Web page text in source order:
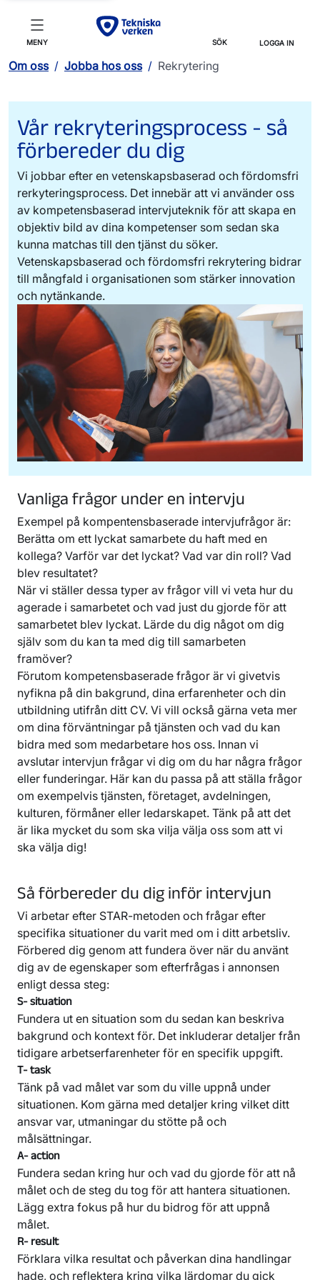
MENY SÖK LOGGA IN
Om oss / Jobba hos oss / Rekrytering
Vår rekryteringsprocess - så
förbereder du dig
Vi jobbar efter en vetenskapsbaserad och fördomsfri
rerkyteringsprocess. Det innebär att vi använder oss
av kompetensbaserad intervjuteknik för att skapa en
objektiv bild av dina kompetenser som sedan ska
kunna matchas till den tjänst du söker.
Vetenskapsbaserad och fördomsfri rekrytering bidrar
till mångfald i organisationen som stärker innovation
och nytänkande.
Vanliga frågor under en intervju
Exempel på kompentensbaserade intervjufrågor är:
Berätta om ett lyckat samarbete du haft med en
kollega? Varför var det lyckat? Vad var din roll? Vad
blev resultatet?
När vi ställer dessa typer av frågor vill vi veta hur du
agerade i samarbetet och vad just du gjorde för att
samarbetet blev lyckat. Lärde du dig något om dig
själv som du kan ta med dig till samarbeten
framöver?
Förutom kompetensbaserade frågor är vi givetvis
nyfikna på din bakgrund, dina erfarenheter och din
utbildning utifrån ditt CV. Vi vill också gärna veta mer
om dina förväntningar på tjänsten och vad du kan
bidra med som medarbetare hos oss. Innan vi
avslutar intervjun frågar vi dig om du har några frågor
eller funderingar. Här kan du passa på att ställa frågor
om exempelvis tjänsten, företaget, avdelningen,
kulturen, förmåner eller ledarskapet. Tänk på att det
är lika mycket du som ska vilja välja oss som att vi
ska välja dig!
Så förbereder du dig inför intervjun
Vi arbetar efter STAR-metoden och frågar efter
specifika situationer du varit med om i ditt arbetsliv.
Förbered dig genom att fundera över när du använt
dig av de egenskaper som efterfrågas i annonsen
enligt dessa steg:
S- situation
Fundera ut en situation som du sedan kan beskriva
bakgrund och kontext för. Det inkluderar detaljer från
tidigare arbetserfarenheter för en specifik uppgift.
T- task
Tänk på vad målet var som du ville uppnå under
situationen. Kom gärna med detaljer kring vilket ditt
ansvar var, utmaningar du stötte på och
målsättningar.
A- action
Fundera sedan kring hur och vad du gjorde för att nå
målet och de steg du tog för att hantera situationen.
Lägg extra fokus på hur du bidrog för att uppnå
målet.
R- result
Förklara vilka resultat och påverkan dina handlingar
hade, och reflektera kring vilka lärdomar du gick